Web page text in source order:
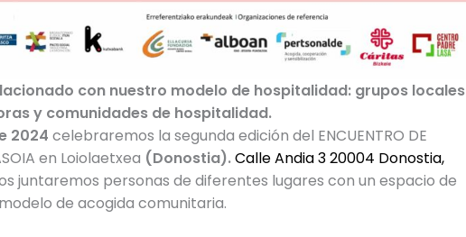
con nuestro modelo de hospitalidad: grupos locales
y comunidades de hospitalidad.
2024 celebraremos la segunda edición del ENCUENTRO DE
en Loiolaetxea (Donostia).Calle Andia 3 20004 Donostia,
juntaremos personas de diferentes lugares con un espacio de
de acogida comunitaria.